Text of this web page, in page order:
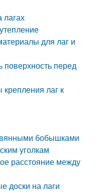
лагах
для лаг и
поверхность перед
лаг к
бобышками
уголкам
расстояние между
доски на лаги